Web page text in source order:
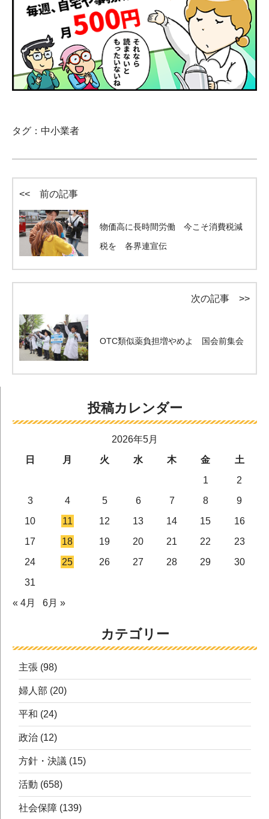
タグ： 中小業者
<< 前の記事
物価高に長時間労働 今こそ消費税減
税を 各界連宣伝
次の記事 >>
OTC類似薬負担増やめよ 国会前集会
投稿カレンダー
2026年5月
日
月 火 水 木 金
土
1
2
3
4 5 6 7 8
9
10
11 12 13 14 15
16
17
18 19 20 21 22
23
24
25 26 27 28 29
30
31
« 4月
6月 »
カテゴリー
主張 (98)
婦人部 (20)
平和 (24)
政治 (12)
方針・決議 (15)
活動 (658)
社会保障 (139)